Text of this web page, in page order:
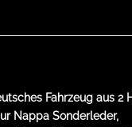
Fahrzeug aus
Nappa Sonderleder,